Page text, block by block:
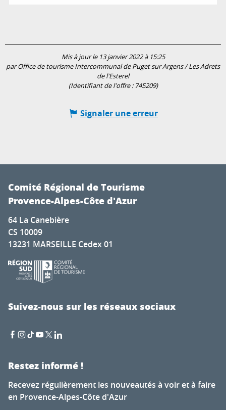
Mis à jour le 13 janvier 2022 à 15:25
par Office de tourisme Intercommunal de Puget sur Argens / Les Adrets
de l'Esterel
(Identifiant de l'offre : 745209)
Signaler une erreur
Comité Régional de Tourisme
Provence-Alpes-Côte d'Azur
64 La Canebière
CS 10009
13231 MARSEILLE Cedex 01
Suivez-nous sur les réseaux sociaux
Restez informé !
Recevez régulièrement les nouveautés à voir et à faire
en Provence-Alpes-Côte d'Azur